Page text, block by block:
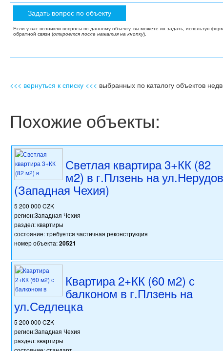
Если у вас возникли вопросы по данному объекту, вы можете их задать, используя
обратной связи (откроется после нажатия на кнопку).
<<< вернуться к списку <<< выбранных по каталогу объектов
Похожие объекты:
Светлая квартира 3+КК (82
м2) в г.Плзень на
(Западная Чехия)
5 200 000 CZK
регион:Западная Чехия
раздел: квартиры
состояние: требуется частичная реконструкция
номер объекта:20521
Квартира 2+КК (60 м2) с
балконом в г.Плзень на
ул.Седлецка
5 200 000 CZK
регион:Западная Чехия
раздел: квартиры